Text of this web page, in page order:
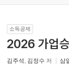
소득공제
2026 가업
김주석 , 김정수 저 삼